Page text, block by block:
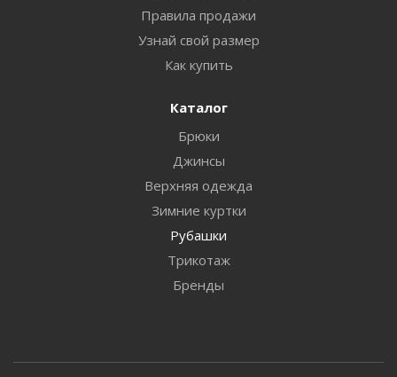
Правила продажи
Узнай свой размер
Как купить
Каталог
Брюки
Джинсы
Верхняя одежда
Зимние куртки
Рубашки
Трикотаж
Бренды